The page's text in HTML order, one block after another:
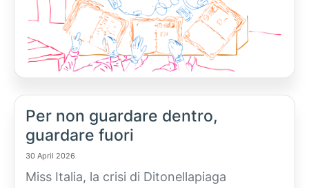
Per non guardare dentro,
guardare fuori
30 April 2026
Miss Italia, la crisi di Ditonellapiaga